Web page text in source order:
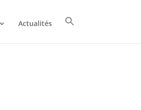
Actualités